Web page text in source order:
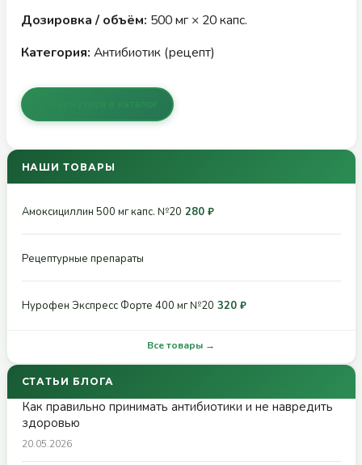
Дозировка / объём: 500 мг × 20 капс.
Категория: Антибиотик (рецепт)
НАШИ ТОВАРЫ
Амоксициллин 500 мг капс. №20 280 ₽
Рецептурные препараты
Нурофен Экспресс Форте 400 мг №20 320 ₽
Все товары →
СТАТЬИ БЛОГА
Как правильно принимать антибиотики и не навредить
здоровью
20.05.2026